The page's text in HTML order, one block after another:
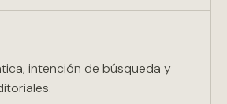
intención de búsqueda y